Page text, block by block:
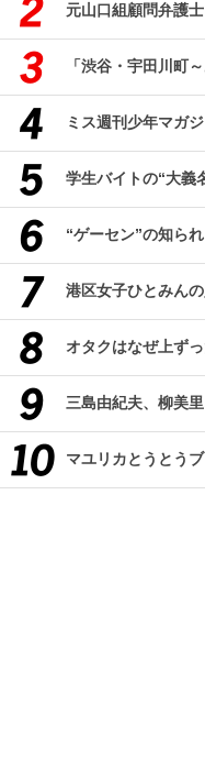
元山口組顧問弁護
「渋谷・宇田川町
ミス週刊少年マガ
学生バイトの“大義
“ゲーセン”の知ら
港区女子ひとみん
オタクはなぜ上ず
三島由紀夫、柳美
マユリカとうとう